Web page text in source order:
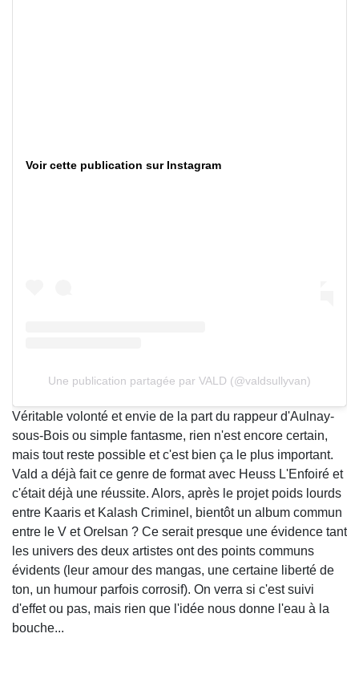
Voir cette publication sur Instagram
Une publication partagée par VALD (@valdsullyvan)
Véritable volonté et envie de la part du rappeur d'Aulnay-
sous-Bois ou simple fantasme, rien n'est encore certain,
mais tout reste possible et c'est bien ça le plus important.
Vald a déjà fait ce genre de format avec Heuss L'Enfoiré et
c'était déjà une réussite. Alors, après le projet poids lourds
entre Kaaris et Kalash Criminel, bientôt un album commun
entre le V et Orelsan ? Ce serait presque une évidence tant
les univers des deux artistes ont des points communs
évidents (leur amour des mangas, une certaine liberté de
ton, un humour parfois corrosif). On verra si c'est suivi
d'effet ou pas, mais rien que l'idée nous donne l'eau à la
bouche...